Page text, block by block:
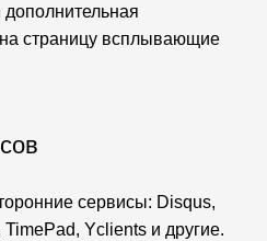
дополнительная
страницу всплывающие
сервисы: Disqus,
Yclients и другие.